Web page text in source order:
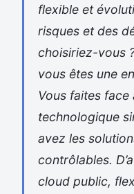
flexible et
risques et des
choisiriez-vous
vous êtes une
Vous faites face
technologique
avez les
contrôlables.
cloud public,